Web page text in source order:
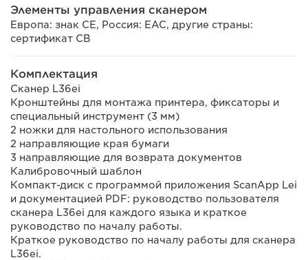
Элементы управления сканером
Европа: знак CE, Россия: EAC, другие страны:
сертификат CB
Комплектация
Сканер L36ei
Кронштейны для монтажа принтера, фиксаторы и
специальный инструмент (3 мм)
2 ножки для настольного использования
2 направляющие края бумаги
3 направляющие для возврата документов
Калибровочный шаблон
Компакт-диск с программой приложения ScanApp Lei
и документацией PDF: руководство пользователя
сканера L36ei для каждого языка и краткое
руководство по началу работы.
Краткое руководство по началу работы для сканера
L36ei.